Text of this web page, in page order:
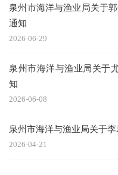
泉州市海洋与渔业局关于
通知
2026-06-29
泉州市海洋与渔业局关于
知
2026-06-08
泉州市海洋与渔业局关于
2026-04-21